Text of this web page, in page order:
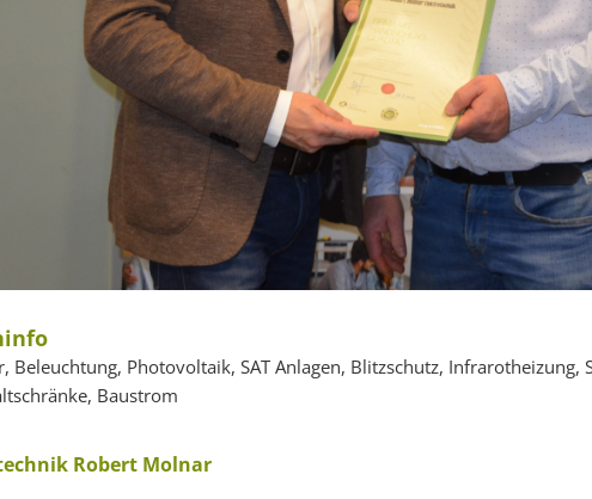
Beleuchtung, Photovoltaik, SAT Anlagen, Blitzschutz,
Baustrom
Robert Molnar